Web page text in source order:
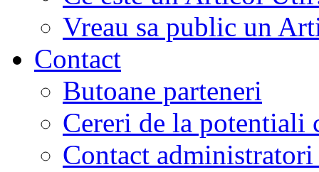
Vreau sa public un
Contact
Butoane parteneri
Cereri de la potentiali
Contact